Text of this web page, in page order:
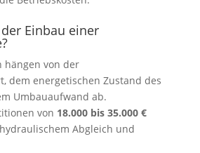
Einbau einer
hängen von der
dem energetischen Zustand des
Umbauaufwand ab.
von 18.000 bis 35.000 €
Abgleich und